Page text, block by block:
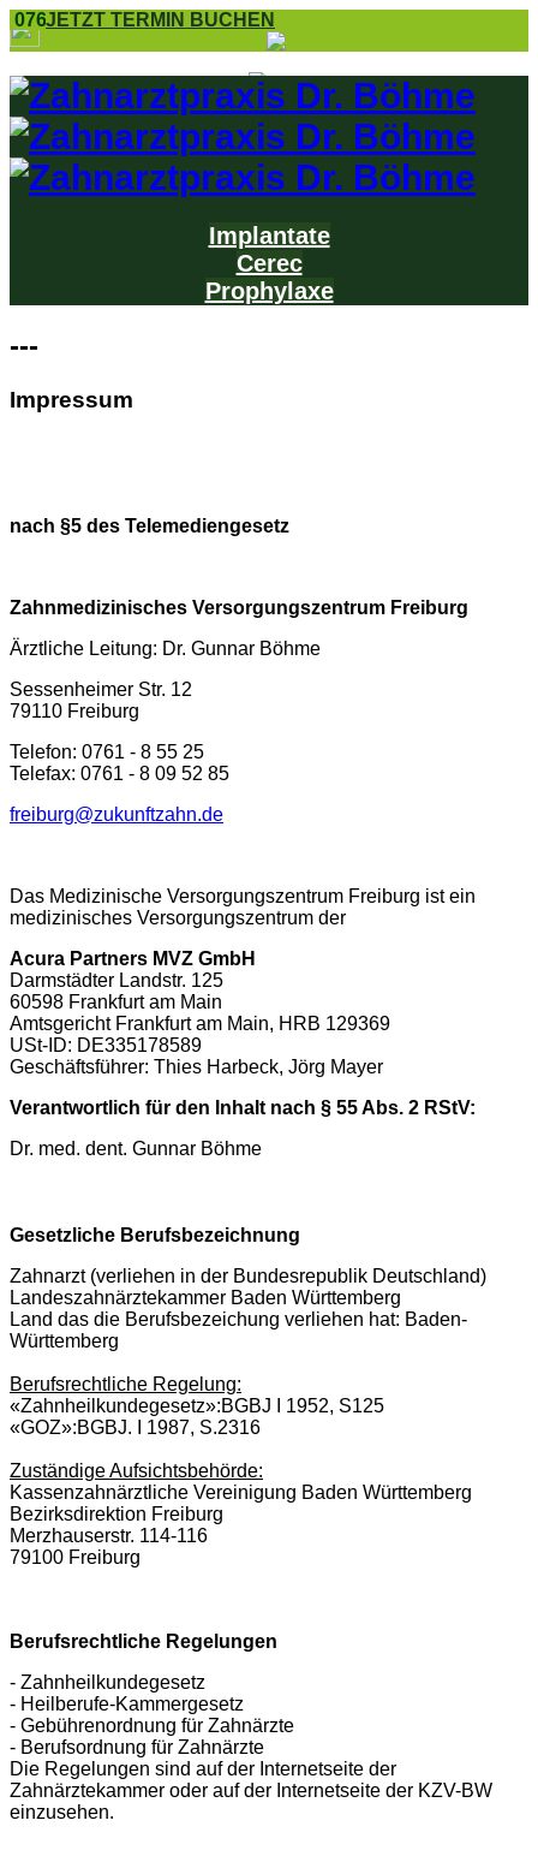
0761 8 55 25
JETZT TERMIN BUCHEN
Implantate
Cerec
Prophylaxe
---
Impressum
nach §5 des Telemediengesetz
Zahnmedizinisches Versorgungszentrum Freiburg
Ärztliche Leitung: Dr. Gunnar Böhme
Sessenheimer Str. 12
79110 Freiburg
Telefon: 0761 - 8 55 25
Telefax: 0761 - 8 09 52 85
freiburg@zukunftzahn.de
Das Medizinische Versorgungszentrum Freiburg ist ein
medizinisches Versorgungszentrum der
Acura Partners MVZ GmbH
Darmstädter Landstr. 125
60598 Frankfurt am Main
Amtsgericht Frankfurt am Main, HRB 129369
USt-ID: DE335178589
Geschäftsführer: Thies Harbeck, Jörg Mayer
Verantwortlich für den Inhalt nach § 55 Abs. 2 RStV:
Dr. med. dent. Gunnar Böhme
Gesetzliche Berufsbezeichnung
Zahnarzt (verliehen in der Bundesrepublik Deutschland)
Landeszahnärztekammer Baden Württemberg
Land das die Berufsbezeichung verliehen hat: Baden-
Württemberg
Berufsrechtliche Regelung:
«Zahnheilkundegesetz»:BGBJ I 1952, S125
«GOZ»:BGBJ. I 1987, S.2316
Zuständige Aufsichtsbehörde:
Kassenzahnärztliche Vereinigung Baden Württemberg
Bezirksdirektion Freiburg
Merzhauserstr. 114-116
79100 Freiburg
Berufsrechtliche Regelungen
- Zahnheilkundegesetz
- Heilberufe-Kammergesetz
- Gebührenordnung für Zahnärzte
- Berufsordnung für Zahnärzte
Die Regelungen sind auf der Internetseite der
Zahnärztekammer oder auf der Internetseite der KZV-BW
einzusehen.